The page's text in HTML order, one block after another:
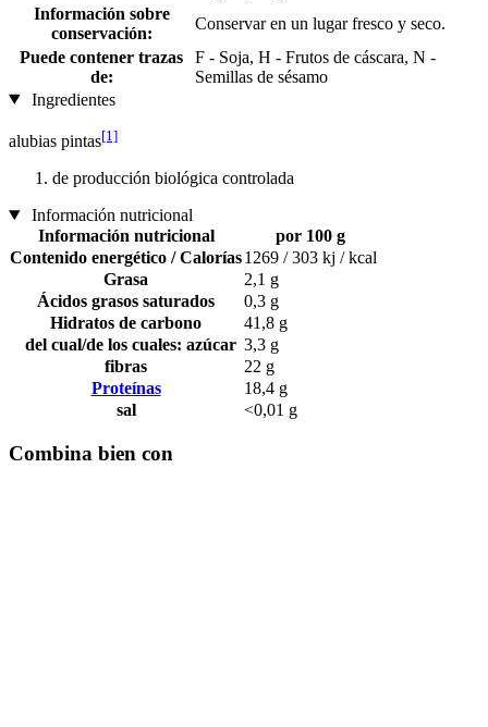
Información sobre
conservación:
Conservar en un lugar fresco y seco.
Puede contener trazas
de:
F - Soja, H - Frutos de cáscara, N -
Semillas de sésamo
Ingredientes
alubias pintas[1]
de producción biológica controlada
Información nutricional
Información nutricional
por 100 g
Contenido energético / Calorías1269 / 303 kj / kcal
Grasa
2,1 g
Ácidos grasos saturados
0,3 g
Hidratos de carbono
41,8 g
del cual/de los cuales: azúcar 3,3 g
fibras
22 g
Proteínas
18,4 g
sal
<0,01 g
Combina bien con